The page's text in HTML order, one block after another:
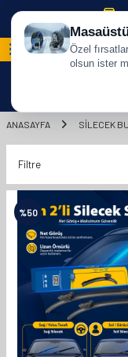
ANASAYFA SILECEK
Filtre
%50